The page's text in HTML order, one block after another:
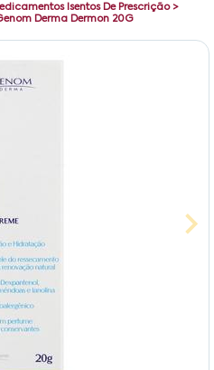
Paraíba
Isentos De Prescrição>
Derma Dermon 20G